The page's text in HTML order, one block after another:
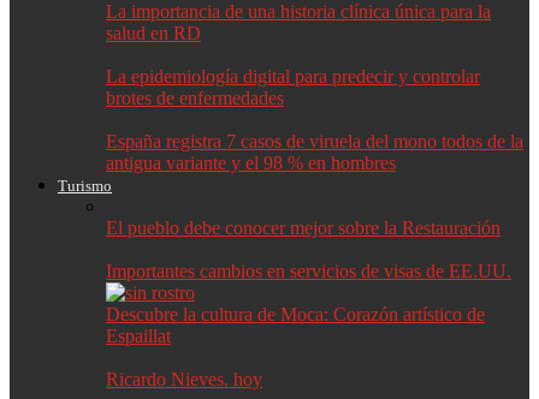
La importancia de una historia clínica única para la
salud en RD
La epidemiología digital para predecir y controlar
brotes de enfermedades
España registra 7 casos de viruela del mono todos de la
antigua variante y el 98 % en hombres
Turismo
El pueblo debe conocer mejor sobre la Restauración
Importantes cambios en servicios de visas de EE.UU.
Descubre la cultura de Moca: Corazón artístico de
Espaillat
Ricardo Nieves. hoy